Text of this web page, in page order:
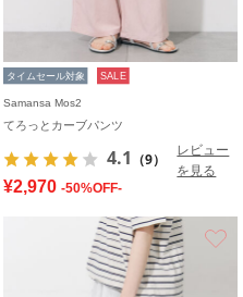
タイムセール対象 SALE
Samansa Mos2
てろっとカーブパンツ
4.1 （9）
レビュー
を見る
¥2,970 -50%OFF-